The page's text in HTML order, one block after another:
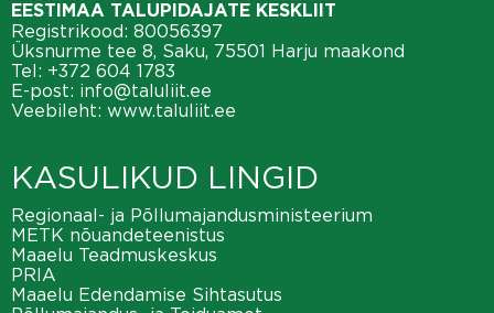
EESTIMAA TALUPIDAJATE KESKLIIT
Registrikood: 80056397
Üksnurme tee 8, Saku, 75501 Harju maakond
Tel: +372 604 1783
E-post: info@taluliit.ee
Veebileht: www.taluliit.ee
KASULIKUD LINGID
Regionaal- ja Põllumajandusministeerium
METK nõuandeteenistus
Maaelu Teadmuskeskus
PRIA
Maaelu Edendamise Sihtasutus